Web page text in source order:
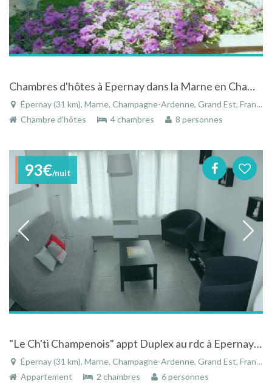
Chambres d'hôtes à Epernay dans la Marne en Champagne-Ardenne
Épernay (31 km), Marne, Champagne-Ardenne, Grand Est, France
Chambre d'hôtes
4 chambres 8 personnes
93€/nuit
"Le Ch'ti Champenois" appt Duplex au rdc à Epernay secteur centre ville/gare
Épernay (31 km), Marne, Champagne-Ardenne, Grand Est, France
Appartement
2 chambres 6 personnes